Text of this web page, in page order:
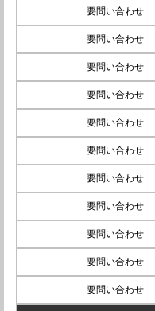
要問い合わせ
要問い合わせ
要問い合わせ
要問い合わせ
要問い合わせ
要問い合わせ
要問い合わせ
要問い合わせ
要問い合わせ
要問い合わせ
要問い合わせ